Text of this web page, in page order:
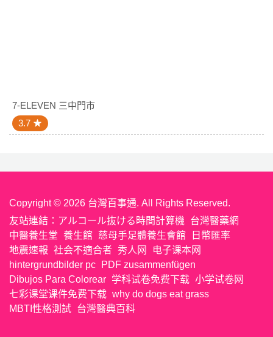
7-ELEVEN 三中門市
3.7
Copyright © 2026 台灣百事通. All Rights Reserved.
友站連結： アルコール抜ける時間計算機
台灣醫藥網
中醫養生堂 養生館 慈母手足體養生會館
日幣匯率
地震速報 社会不適合者 秀人网
电子课本网
hintergrundbilder pc
PDF zusammenfügen
Dibujos Para Colorear 学科试卷免费下载 小学试卷网
七彩课堂课件免费下载 why do dogs eat grass
MBTI性格測試 台灣醫典百科